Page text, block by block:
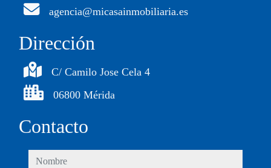
agencia@micasainmobiliaria.es
Dirección
C/ Camilo Jose Cela 4
06800 Mérida
Contacto
nombre